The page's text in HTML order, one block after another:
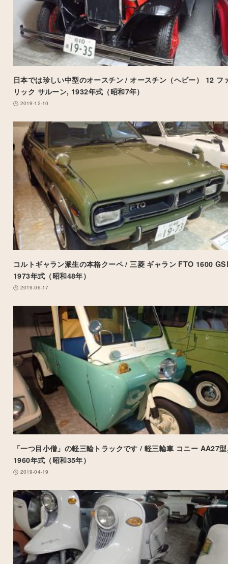
日本では珍しい中型のオースチン / オースチン（ヘビー） 12 フ
リック サルーン, 1932年式（昭和7年）
2019-12-10
コルトギャラン派生の本格クーペ / 三菱 ギャラン FTO 1600
1973年式（昭和48年）
2019-06-17
「一つ目小僧」の軽三輪トラックです / 軽三輪車 コニー AA27
1960年式（昭和35年）
2019-04-19